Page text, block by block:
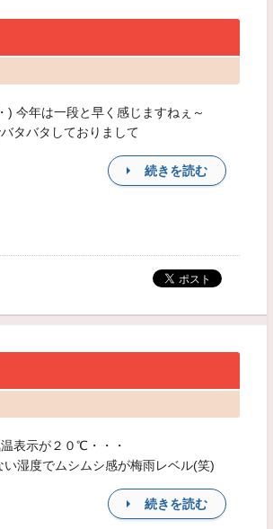
今年は一段と早く感じますねぇ～
タバタしておりまして
続きを読む
表示が２０℃・・・
湿度でムシムシ感が梅雨レベル(笑)
続きを読む